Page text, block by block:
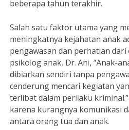
beberapa tahun terakhir.
Salah satu faktor utama yang
meningkatnya kejahatan anak
pengawasan dan perhatian
psikolog anak, Dr. Ani, “Anak-
dibiarkan sendiri tanpa
cenderung mencari kegiatan
terlibat dalam perilaku
karena kurangnya komunikasi
antara orang tua dan anak.